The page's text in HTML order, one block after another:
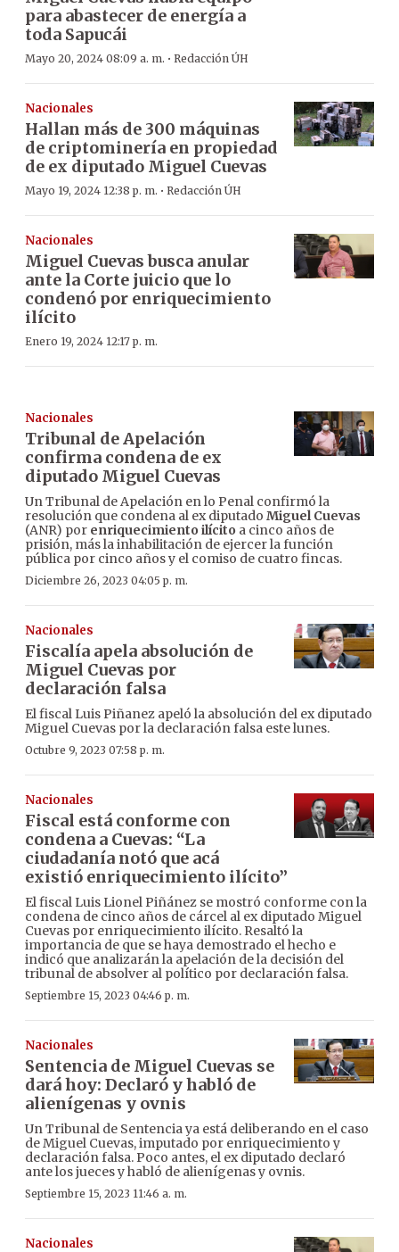
para abastecer de energía a
toda Sapucái
Mayo 20, 2024 08:09 a. m. · Redacción ÚH
Nacionales
Hallan más de 300 máquinas
de criptominería en propiedad
de ex diputado Miguel Cuevas
Mayo 19, 2024 12:38 p. m. · Redacción ÚH
Nacionales
Miguel Cuevas busca anular
ante la Corte juicio que lo
condenó por enriquecimiento
ilícito
Enero 19, 2024 12:17 p. m.
Nacionales
Tribunal de Apelación
confirma condena de ex
diputado Miguel Cuevas
Un Tribunal de Apelación en lo Penal confirmó la
resolución que condena al ex diputado Miguel Cuevas
(ANR) por enriquecimiento ilícito a cinco años de
prisión, más la inhabilitación de ejercer la función
pública por cinco años y el comiso de cuatro fincas.
Diciembre 26, 2023 04:05 p. m.
Nacionales
Fiscalía apela absolución de
Miguel Cuevas por
declaración falsa
El fiscal Luis Piñanez apeló la absolución del ex diputado
Miguel Cuevas por la declaración falsa este lunes.
Octubre 9, 2023 07:58 p. m.
Nacionales
Fiscal está conforme con
condena a Cuevas: “La
ciudadanía notó que acá
existió enriquecimiento ilícito”
El fiscal Luis Lionel Piñánez se mostró conforme con la
condena de cinco años de cárcel al ex diputado Miguel
Cuevas por enriquecimiento ilícito. Resaltó la
importancia de que se haya demostrado el hecho e
indicó que analizarán la apelación de la decisión del
tribunal de absolver al político por declaración falsa.
Septiembre 15, 2023 04:46 p. m.
Nacionales
Sentencia de Miguel Cuevas se
dará hoy: Declaró y habló de
alienígenas y ovnis
Un Tribunal de Sentencia ya está deliberando en el caso
de Miguel Cuevas, imputado por enriquecimiento y
declaración falsa. Poco antes, el ex diputado declaró
ante los jueces y habló de alienígenas y ovnis.
Septiembre 15, 2023 11:46 a. m.
Nacionales